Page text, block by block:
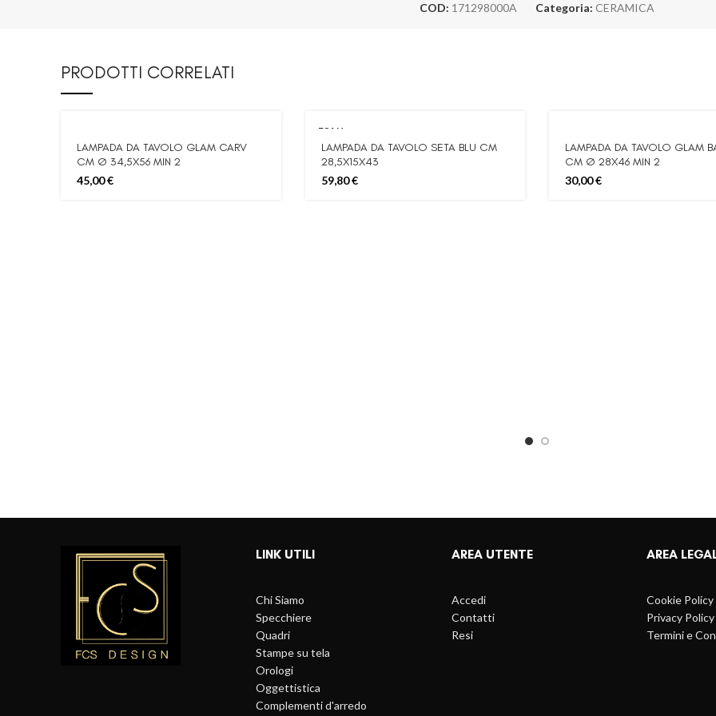
COD: 171298000A Categoria: CERAMICA
PRODOTTI CORRELATI
LAMPADA DA TAVOLO GLAM CARV
CM Ø 34,5X56 MIN 2
45,00€
ESAU
RITO
LAMPADA DA TAVOLO SETA BLU CM
28,5X15X43
59,80€
LAMPADA DA TAVOLO GLAM
CM Ø 28X46 MIN 2
30,00€
LINK UTILI
Chi Siamo
Specchiere
Quadri
Stampe su tela
Orologi
Oggettistica
Complementi d'arredo
AREA UTENTE
Accedi
Contatti
Resi
AREA
Cookie Policy
Privacy Policy
Termini e